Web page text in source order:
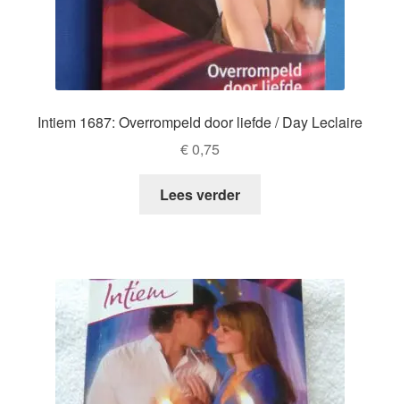
Intiem 1687: Overrompeld door liefde / Day Leclaire
€0,75
Lees verder